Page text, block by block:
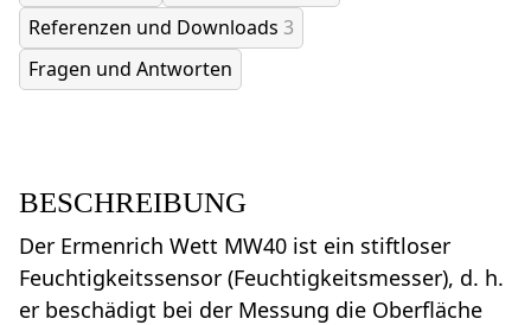
Referenzen und Downloads 3
Fragen und Antworten
BESCHREIBUNG
Der Ermenrich Wett MW40 ist ein stiftloser
Feuchtigkeitssensor (Feuchtigkeitsmesser), d. h.
er beschädigt bei der Messung die Oberfläche